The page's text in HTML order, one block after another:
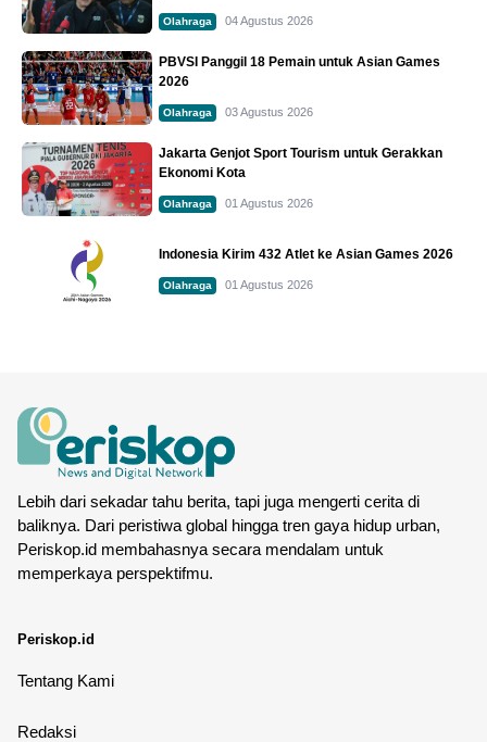
Olahraga 04 Agustus 2026
PBVSI Panggil 18 Pemain untuk Asian Games
2026
Olahraga 03 Agustus 2026
Jakarta Genjot Sport Tourism untuk Gerakkan
Ekonomi Kota
Olahraga 01 Agustus 2026
Indonesia Kirim 432 Atlet ke Asian Games 2026
Olahraga 01 Agustus 2026
Lebih dari sekadar tahu berita, tapi juga mengerti cerita di
baliknya. Dari peristiwa global hingga tren gaya hidup urban,
Periskop.id membahasnya secara mendalam untuk
memperkaya perspektifmu.
Periskop.id
Tentang Kami
Redaksi